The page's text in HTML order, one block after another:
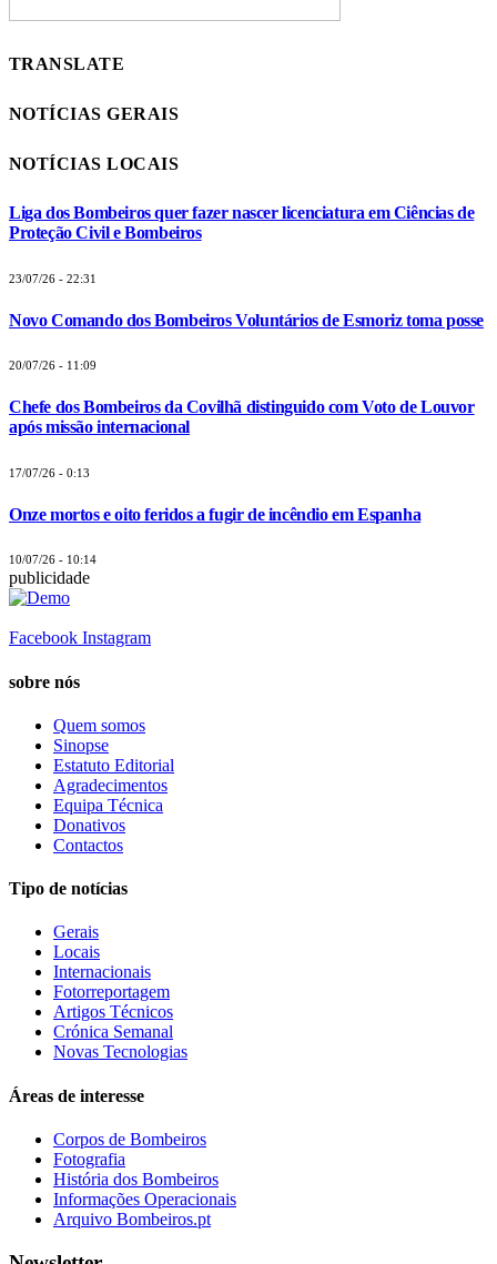
TRANSLATE
NOTÍCIAS GERAIS
NOTÍCIAS LOCAIS
Liga dos Bombeiros quer fazer nascer licenciatura em Ciências de
Proteção Civil e Bombeiros
23/07/26 - 22:31
Novo Comando dos Bombeiros Voluntários de Esmoriz toma posse
20/07/26 - 11:09
Chefe dos Bombeiros da Covilhã distinguido com Voto de Louvor
após missão internacional
17/07/26 - 0:13
Onze mortos e oito feridos a fugir de incêndio em Espanha
10/07/26 - 10:14
publicidade
Facebook Instagram
sobre nós
Quem somos
Sinopse
Estatuto Editorial
Agradecimentos
Equipa Técnica
Donativos
Contactos
Tipo de notícias
Gerais
Locais
Internacionais
Fotorreportagem
Artigos Técnicos
Crónica Semanal
Novas Tecnologias
Áreas de interesse
Corpos de Bombeiros
Fotografia
História dos Bombeiros
Informações Operacionais
Arquivo Bombeiros.pt